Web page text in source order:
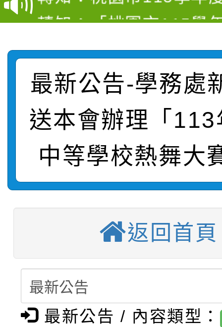
結果(第12招)
賽及師生本土語及新住
轉知：「桃園市115學
動辦法」
轉知臺中市政府政風處
城市手牽手，綠能透明
畫影片一案
轉知：「115學年度全
劇比賽實施要點」及修
表
轉知：桃園市115年度
敬師藝文競賽』實施計
【甄選結果(第11招)】
學年度第1學期第7次代
結果(第11招)
【甄選結果(第3招)】
學年度第1學期第9次代
結果(第3招)
【甄選結果(第4招)】
學年度第1學期第9次
結果(第4招)
【甄選結果(第12招)】
學年度第1學期第7次代
結果(第12招)
轉知：桃園市115學年
賽及師生本土語及新住
賽實施要點
轉知：「桃園市115學
比賽實施要點」
轉知：「115年金融知
最新公告-學務處
送本會辦理「113
中等學校熱舞大
返回首頁
最新公告 / 內容類型：